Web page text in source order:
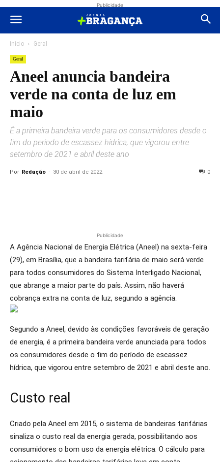
Publicidade
Início Geral
Geral
Aneel anuncia bandeira
verde na conta de luz em
maio
É a primeira bandeira verde para os consumidores desde o
fim do período de escassez hídrica, que vigorou entre
setembro de 2021 e abril deste ano
Por Redação - 30 de abril de 2022 0
Publicidade
A Agência Nacional de Energia Elétrica (Aneel) na sexta-feira
(29), em Brasília, que a bandeira tarifária de maio será verde
para todos consumidores do Sistema Interligado Nacional,
que abrange a maior parte do país. Assim, não haverá
cobrança extra na conta de luz, segundo a agência.
Segundo a Aneel, devido às condições favoráveis de geração
de energia, é a primeira bandeira verde anunciada para todos
os consumidores desde o fim do período de escassez
hídrica, que vigorou entre setembro de 2021 e abril deste ano.
Custo real
Criado pela Aneel em 2015, o sistema de bandeiras tarifárias
sinaliza o custo real da energia gerada, possibilitando aos
consumidores o bom uso da energia elétrica. O cálculo para